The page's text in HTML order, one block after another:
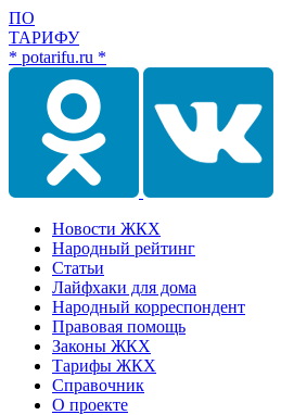
ПО
ТАРИФУ
* potarifu.ru *
Новости ЖКХ
Народный рейтинг
Статьи
Лайфхаки для дома
Народный корреспондент
Правовая помощь
Законы ЖКХ
Тарифы ЖКХ
Справочник
О проекте